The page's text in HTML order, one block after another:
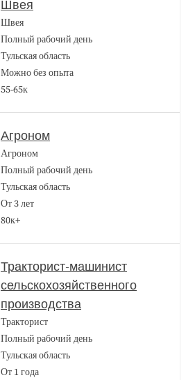
Швея
Швея
Полный рабочий день
Тульская область
Можно без опыта
55-65к
Агроном
Агроном
Полный рабочий день
Тульская область
От 3 лет
80к+
Тракторист-машинист
сельскохозяйственного
производства
Тракторист
Полный рабочий день
Тульская область
От 1 года